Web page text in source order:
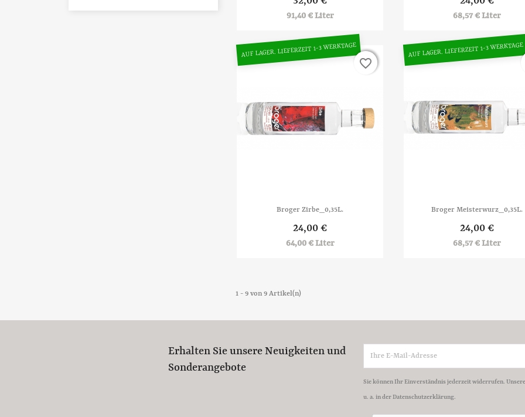
91,40 € Liter 68,57 € Liter
 Vorschau
Broger Zirbe_0,35L.
24,00 €
64,00 € Liter
AUF LAGER. LIEFERZEIT 1-3 WERKTAGE
favorite_border
favorite_border
Vorschau
Broger Meisterwurz_0,35L.
24,00 €
68,57 € Liter
AUF LAGER. LIEFERZEIT 1-3 WERKTAGE
1 - 9 von 9 Artikel(n)
Erhalten Sie unsere Neuigkeiten und
Sonderangebote
Sie können Ihr Einverständnis jederzeit widerrufen.
u. a. in der Datenschutzerklärung.